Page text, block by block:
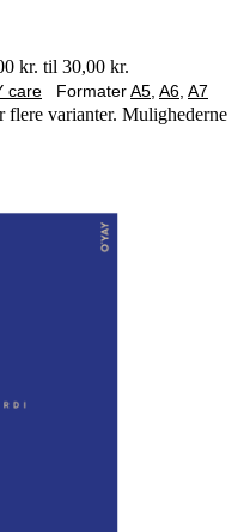
kr. til 30,00 kr.
care FormaterA5, A6, A7
flere varianter. Mulighederne